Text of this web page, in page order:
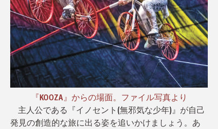
『KOOZA』からの場面。ファイル写真より
主人公である『イノセント(無邪気な少年)』が自己
発見の創造的な旅に出る姿を追いかけましょう。あ